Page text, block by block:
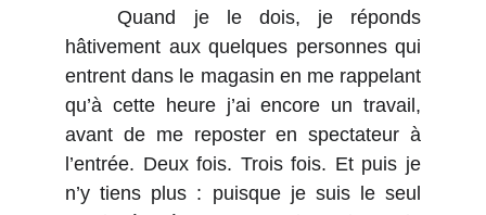
Quand je le dois, je réponds
hâtivement aux quelques personnes qui
entrent dans le magasin en me rappelant
qu’à cette heure j’ai encore un travail,
avant de me reposter en spectateur à
l’entrée. Deux fois. Trois fois. Et puis je
n’y tiens plus : puisque je suis le seul